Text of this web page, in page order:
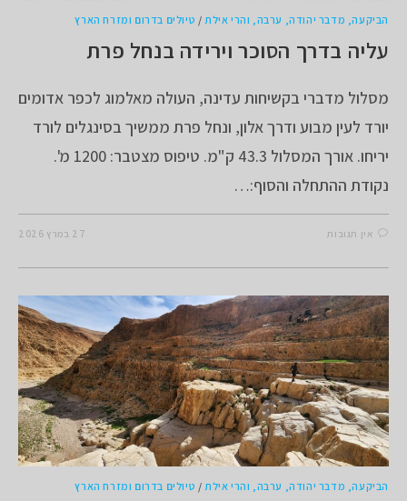
הביקעה, מדבר יהודה, ערבה, והרי אילת / טיולים בדרום ומזרח הארץ
עליה בדרך הסוכר וירידה בנחל פרת
מסלול מדברי בקשיחות עדינה, העולה מאלמוג לכפר אדומים
יורד לעין מבוע ודרך אלון, ונחל פרת ממשיך בסינגלים לורד
יריחו. אורך המסלול 43.3 ק"מ. טיפוס מצטבר: 1200 מ'.
נקודת ההתחלה והסוף:…
אין תגובות 27 במרץ 2026
הביקעה, מדבר יהודה, ערבה, והרי אילת / טיולים בדרום ומזרח הארץ